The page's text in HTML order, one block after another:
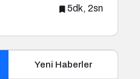
5dk, 2sn
Yeni Haberler